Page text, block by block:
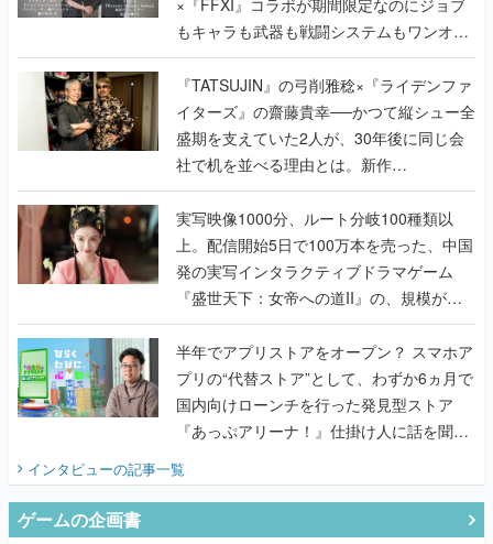
もキャラも武器も戦闘システムもワンオフ
で作り込まれた理由を両ディレクターに聞
く
『TATSUJIN』の弓削雅稔×『ライデンファ
イターズ』の齋藤貴幸──かつて縦シュー全
盛期を支えていた2人が、30年後に同じ会
社で机を並べる理由とは。新作
『TATSUJIN EXTREME』で初タッグを組
んだレジェンド2人に訊く開発秘話
実写映像1000分、ルート分岐100種類以
上。配信開始5日で100万本を売った、中国
発の実写インタラクティブドラマゲーム
『盛世天下：女帝への道II』の、規模が違
うこだわりをプロデューサーに聞いた
半年でアプリストアをオープン？ スマホア
プリの“代替ストア”として、わずか6ヵ月で
国内向けローンチを行った発見型ストア
『あっぷアリーナ！』仕掛け人に話を聞い
インタビューの記事一覧
ゲームの企画書